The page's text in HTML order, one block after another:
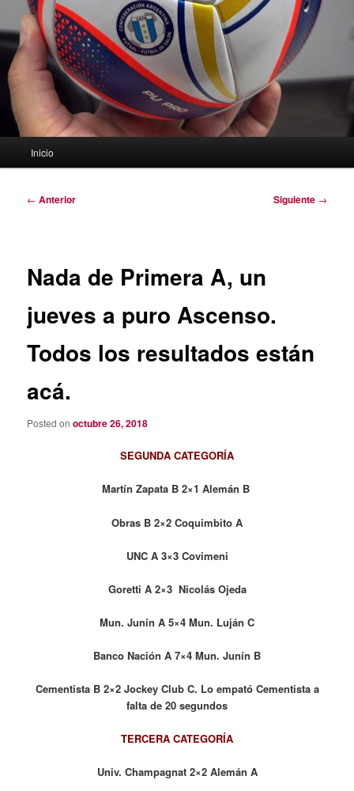
Inicio
Navegación
← Anterior Siguiente →
Nada de Primera A, un
jueves a puro Ascenso.
Todos los resultados están
acá.
Posted onoctubre 26, 2018
SEGUNDA CATEGORÍA
Martín Zapata B 2×1 Alemán B
Obras B 2×2 Coquimbito A
UNC A 3×3 Covimeni
Goretti A 2×3 Nicolás Ojeda
Mun. Junín A 5×4 Mun. Luján C
Banco Nación A 7×4 Mun. Junín B
Cementista B 2×2 Jockey Club C. Lo empató Cementista a
falta de 20 segundos
TERCERA CATEGORÍA
Univ. Champagnat 2×2 Alemán A